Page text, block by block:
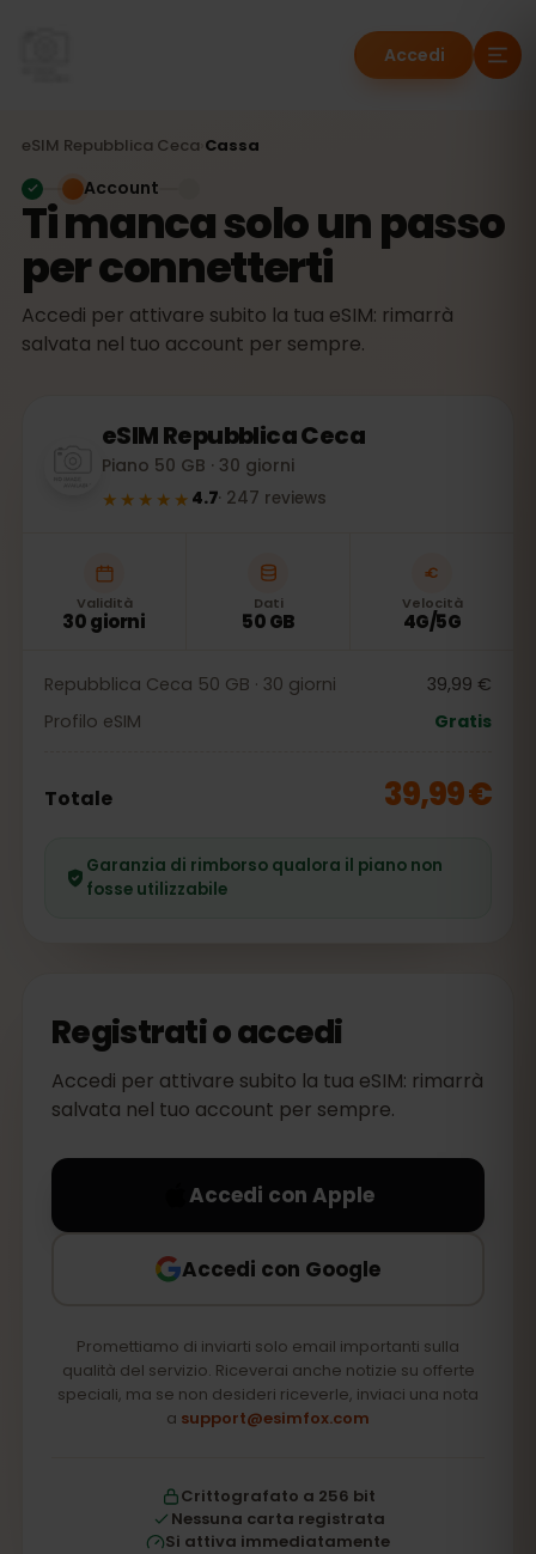
Accedi
eSIM Repubblica Ceca Cassa
Ti manca solo un passo
per connetterti
Accedi per attivare subito la tua eSIM: rimarrà
salvata nel tuo account per sempre.
Account
eSIMRepubblica Ceca
Piano 50 GB · 30 giorni
★★★★★ 4.7· 247 reviews
Validità
30 giorni
Dati
50 GB
Velocità
4G/5G
Repubblica Ceca 50 GB · 30 giorni
39,99 €
Profilo eSIM
Gratis
Totale 39,99 €
Garanzia di rimborso qualora il piano non
fosse utilizzabile
Registrati o accedi
Accedi per attivare subito la tua eSIM: rimarrà
salvata nel tuo account per sempre.
Accedi con Apple
Accedi con Google
Promettiamo di inviarti solo email importanti sulla
qualità del servizio. Riceverai anche notizie su offerte
speciali, ma se non desideri riceverle, inviaci una nota
a support@esimfox.com
Crittografato a 256 bit
Nessuna carta registrata
Si attiva immediatamente